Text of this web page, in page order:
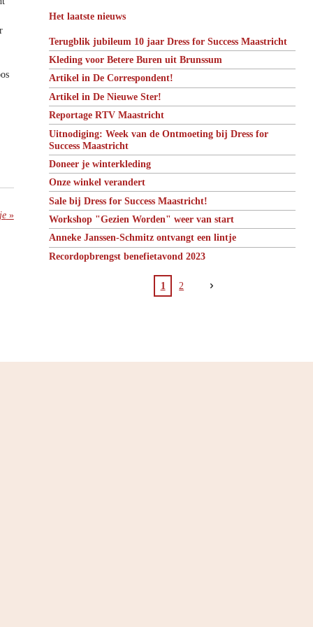
»
k
n
a
Het laatste nieuws
Terugblik jubileum 10 jaar Dress for Success Maastricht
Kleding voor Betere Buren uit Brunssum
Artikel in De Correspondent!
Artikel in De Nieuwe Ster!
Reportage RTV Maastricht
Uitnodiging: Week van de Ontmoeting bij Dress for
Success Maastricht
Doneer je winterkleding
Onze winkel verandert
Sale bij Dress for Success Maastricht!
Workshop "Gezien Worden" weer van start
Anneke Janssen-Schmitz ontvangt een lintje
Recordopbrengst benefietavond 2023
1 2